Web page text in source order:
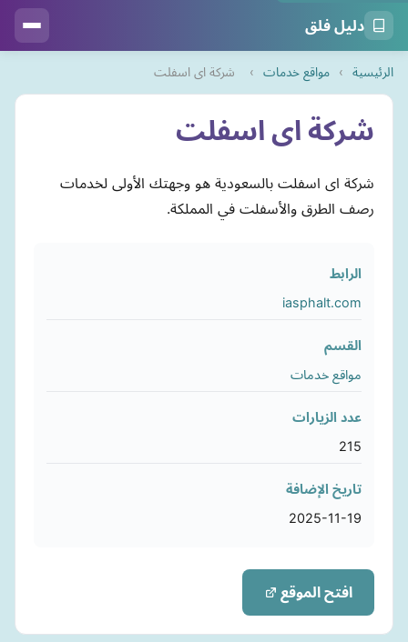
دليل فلق
الرئيسية › مواقع خدمات › شركة اى اسفلت
شركة اى اسفلت
شركة اى اسفلت بالسعودية هو وجهتك الأولى لخدمات
رصف الطرق والأسفلت في المملكة.
الرابط
iasphalt.com
القسم
مواقع خدمات
عدد الزيارات
215
تاريخ الإضافة
2025-11-19
افتح الموقع